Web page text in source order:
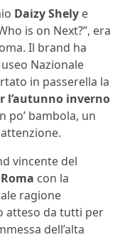
Daizy Shely e
is on Next?”, era
Il brand ha
Nazionale
in passerella la
l’autunno inverno
po’ bambola, un
vincente del
con la
ragione
atteso da tutti per
dell’alta